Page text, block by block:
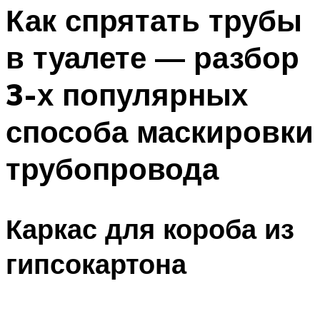
Как спрятать трубы
в туалете — разбор
3-х популярных
способа маскировки
трубопровода
Каркас для короба из
гипсокартона